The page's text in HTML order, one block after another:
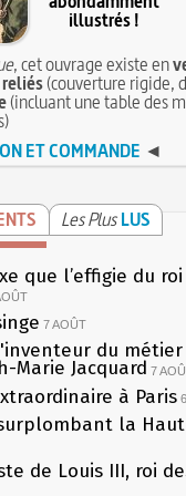
illustrés !
, cet ouvrage existe en
(couverture rigide,
(incluant une table des
ET COMMANDE ◄
Les Plus LUS
que l’effigie du
7 AOÛT
du
Marie Jacquard 7
à Paris
la
de Louis III, roi